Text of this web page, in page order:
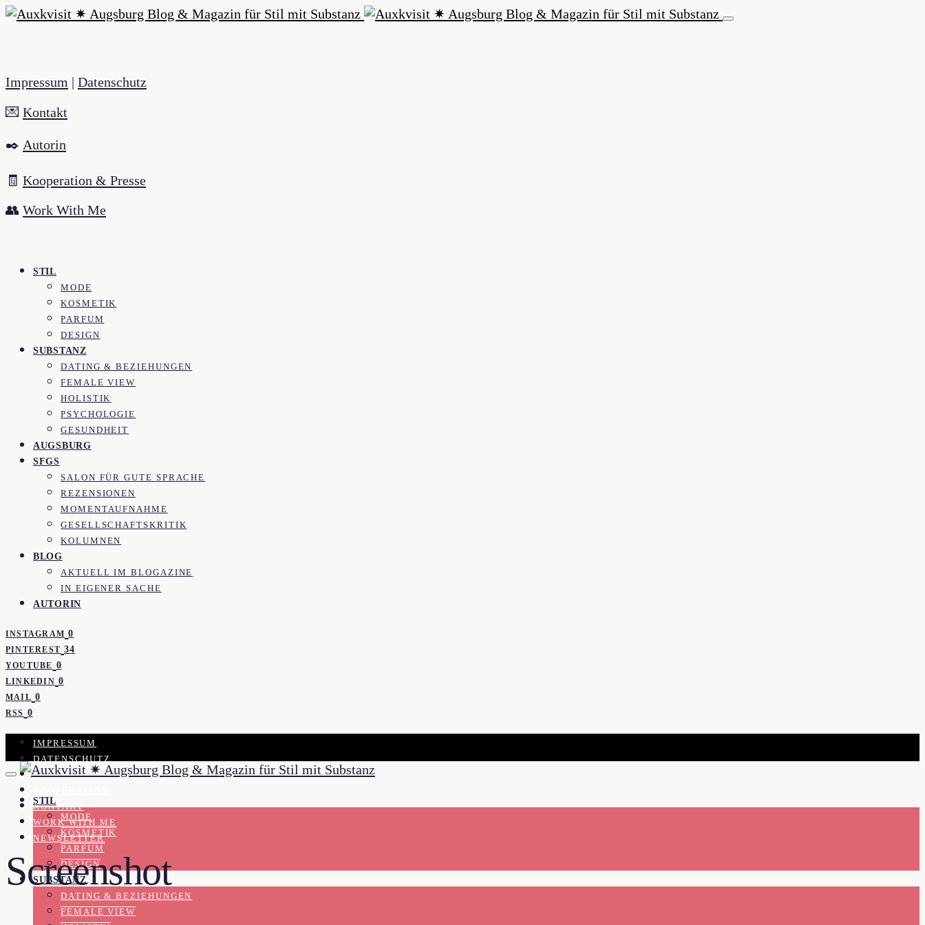
Impressum | Datenschutz
💌 Kontakt
✒️ Autorin
🧾 Kooperation & Presse
👥 Work With Me
STIL
MODE
KOSMETIK
PARFUM
DESIGN
SUBSTANZ
DATING & BEZIEHUNGEN
FEMALE VIEW
HOLISTIK
PSYCHOLOGIE
GESUNDHEIT
AUGSBURG
SFGS
SALON FÜR GUTE SPRACHE
REZENSIONEN
MOMENTAUFNAHME
GESELLSCHAFTSKRITIK
KOLUMNEN
BLOG
AKTUELL IM BLOGAZINE
IN EIGENER SACHE
AUTORIN
INSTAGRAM 0
PINTEREST 34
YOUTUBE 0
LINKEDIN 0
MAIL 0
RSS 0
IMPRESSUM
DATENSCHUTZ
PRESSE
KONTAKT
WORK WITH ME
NEWSLETTER
STIL
MODE
KOSMETIK
PARFUM
DESIGN
SUBSTANZ
DATING & BEZIEHUNGEN
FEMALE VIEW
Screenshot